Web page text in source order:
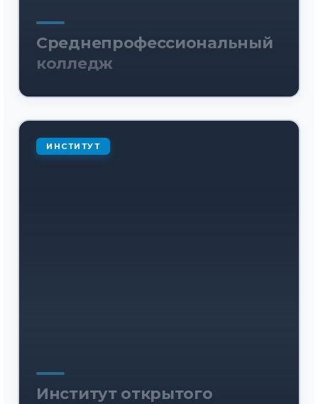
Среднепрофессиональный
колледж
Институт открытого
ИНСТИТУТ